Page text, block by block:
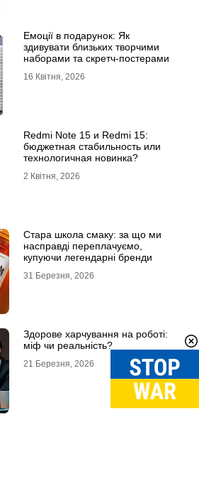
Емоції в подарунок: Як
здивувати близьких творчими
наборами та скретч-постерами
16 Квітня, 2026
Redmi Note 15 и Redmi 15:
бюджетная стабильность или
технологичная новинка?
2 Квітня, 2026
Стара школа смаку: за що ми
насправді переплачуємо,
купуючи легендарні бренди
31 Березня, 2026
Здорове харчування на роботі:
міф чи реальність?
21 Березня, 2026